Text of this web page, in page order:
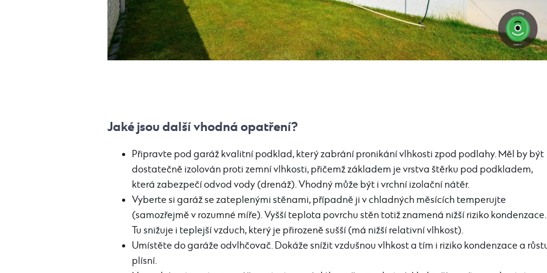
Jaké jsou další vhodná opatření?
Připravte pod garáž kvalitní podklad, který zabrání pronikání vlhkosti zpod podlahy. Měl by být
dostatečně izolován proti zemní vlhkosti, přičemž základem je vrstva štěrku pod podkladem,
která zabezpečí odvod vody (drenáž). Vhodný může být i vrchní izolační nátěr.
Vyberte si garáž se zateplenými stěnami, případně ji v chladných měsících temperujte
(samozřejmě v rozumné míře). Vyšší teplota povrchu stěn totiž znamená nižší riziko kondenzace.
Tu snižuje i teplejší vzduch, který je přirozeně sušší (má nižší relativní vlhkost).
Umístěte do garáže odvlhčovač. Dokáže snížit vzdušnou vlhkost a tím i riziko kondenzace a
plísní.